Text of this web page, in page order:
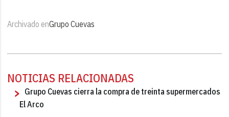
Archivado enGrupo Cuevas
NOTICIAS RELACIONADAS
Grupo Cuevas cierra la compra de treinta supermercados
El Arco